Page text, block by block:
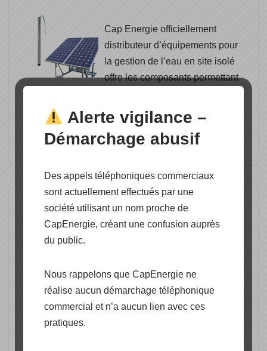
Cap Energie officiellement
distributeur d’équipements pour
la gestion de l’eau en site isolé
offre les composants permettant
installation solaire autonome.
Le système de Pompage dit « En continue » permet
d’alimenter en eau un (…)
Station de pompage en
220V
Cap Energie officiellement
Alerte vigilance –
Démarchage abusif
Des appels téléphoniques commerciaux
sont actuellement effectués par une
société utilisant un nom proche de
CapEnergie, créant une confusion auprès
du public.
Nous rappelons que CapEnergie ne
réalise aucun démarchage téléphonique
commercial et n’a aucun lien avec ces
pratiques.